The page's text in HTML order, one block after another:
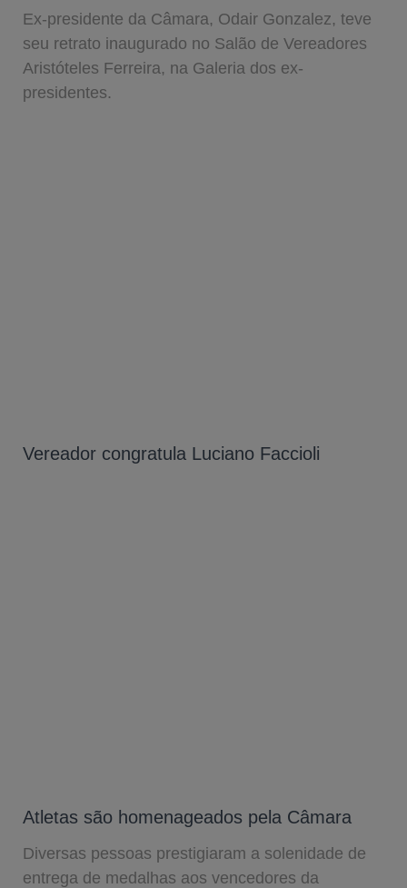
Ex-presidente da Câmara, Odair Gonzalez, teve
seu retrato inaugurado no Salão de Vereadores
Aristóteles Ferreira, na Galeria dos ex-
presidentes.
Vereador congratula Luciano Faccioli
Atletas são homenageados pela Câmara
Diversas pessoas prestigiaram a solenidade de
entrega de medalhas aos vencedores da